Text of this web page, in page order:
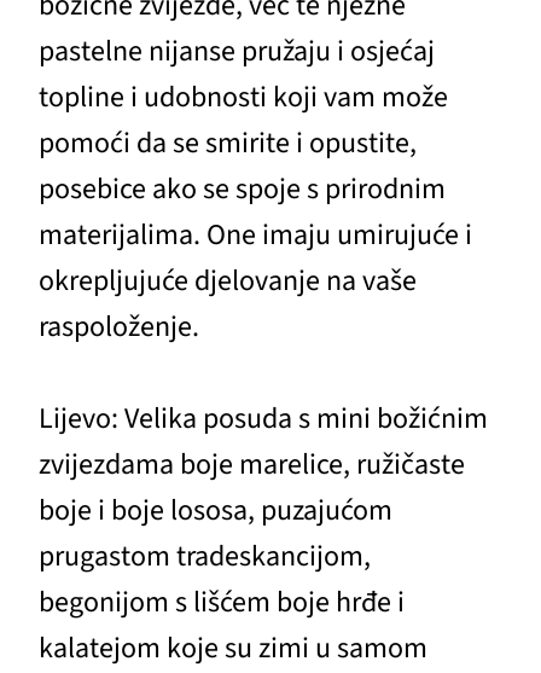
pastelne nijanse pružaju i osjećaj
topline i udobnosti koji vam može
pomoći da se smirite i opustite,
posebice ako se spoje s prirodnim
materijalima. One imaju umirujuće i
okrepljujuće djelovanje na vaše
raspoloženje.
Lijevo: Velika posuda s mini božićnim
zvijezdama boje marelice, ružičaste
boje i boje lososa, puzajućom
prugastom tradeskancijom,
begonijom s lišćem boje hrđe i
kalatejom koje su zimi u samom